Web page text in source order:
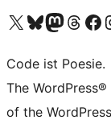
Das X-Konto (früher Twitter) von WordPress.org besuchen
Das Bluesky-Konto von WordPress.org
Das Mastodon-Konto von
Das Threads-Konto
Die
Code ist Poesie.
The
of the